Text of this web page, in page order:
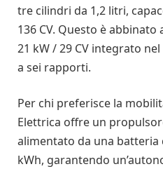
tre cilindri da 1,2 litri,
136 CV. Questo è
21 kW / 29 CV integrato
a sei rapporti.
Per chi preferisce la
Elettrica offre un
alimentato da una batteria
kWh, garantendo